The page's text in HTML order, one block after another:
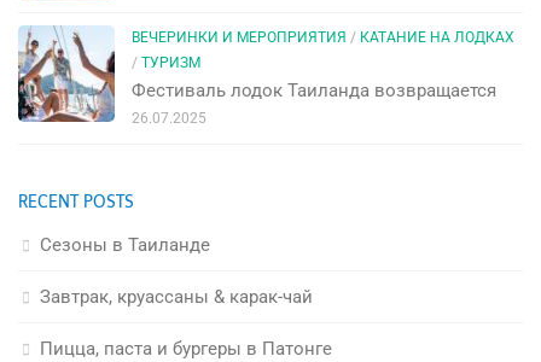
ВЕЧЕРИНКИ И МЕРОПРИЯТИЯ / КАТАНИЕ НА ЛОДКАХ
/ ТУРИЗМ
Фестиваль лодок Таиланда возвращается
26.07.2025
RECENT POSTS
Сезоны в Таиланде
Завтрак, круассаны & карак-чай
Пицца, паста и бургеры в Патонге